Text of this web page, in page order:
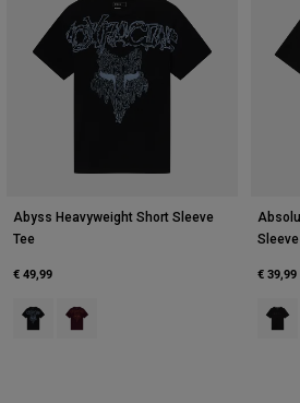
Abyss Heavyweight Short Sleeve
Tee
€ 49,99
Product swatch type of Schwarz.
Product swatch type of Dunkles
€ 39,99